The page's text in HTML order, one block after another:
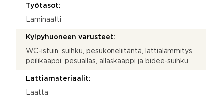
Työtasot:
Laminaatti
Kylpyhuoneen varusteet:
WC-istuin, suihku, pesukoneliitäntä, lattialämmitys,
peilikaappi, pesuallas, allaskaappi ja bidee-suihku
Lattiamateriaalit:
Laatta